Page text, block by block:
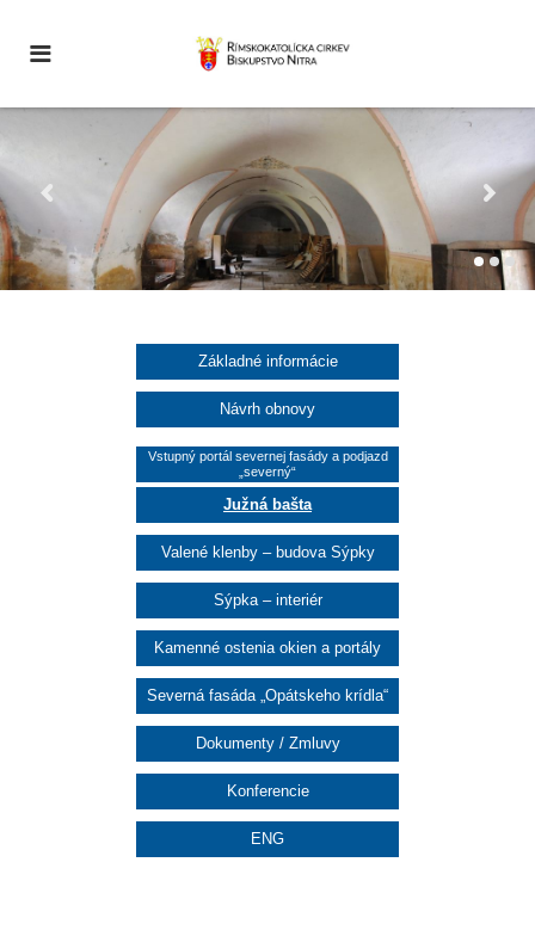
Základné informácie
Návrh obnovy
Vstupný portál severnej fasády a podjazd
„severný“
Južná bašta
Valené klenby – budova Sýpky
Sýpka – interiér
Kamenné ostenia okien a portály
Severná fasáda „Opátskeho krídla“
Dokumenty / Zmluvy
Konferencie
ENG